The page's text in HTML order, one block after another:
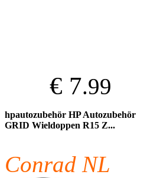
€ 7.99
hpautozubehör HP Autozubehör
GRID Wieldoppen R15 Z...
Conrad NL